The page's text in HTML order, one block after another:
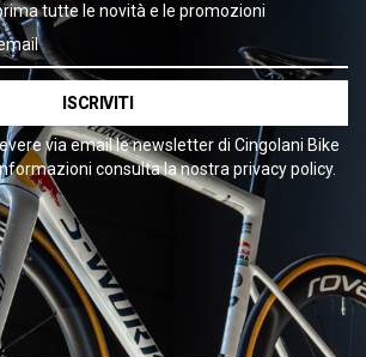
tutte le novità e le promozioni
ISCRIVITI
via email le newsletter di Cingolani Bike
consulta la nostra privacy policy.